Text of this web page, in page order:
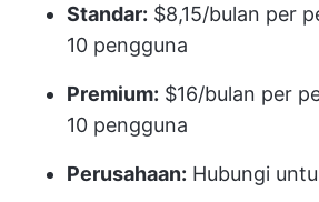
Standar: $8,15/bulan per
10 pengguna
Premium: $16/bulan per
10 pengguna
Perusahaan: Hubungi